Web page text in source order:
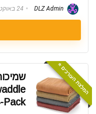
24 באוקטובר 2025
המלצת העורכים ⭐️
Pack